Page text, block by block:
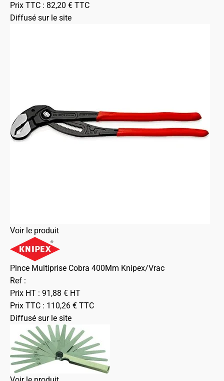
Prix TTC : 82,20 € TTC
Diffusé sur le site
Voir le produit
Pince Multiprise Cobra 400Mm Knipex/Vrac
Ref :
Prix HT : 91,88 € HT
Prix TTC : 110,26 € TTC
Diffusé sur le site